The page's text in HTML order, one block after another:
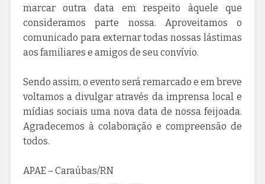
marcar outra data em respeito àquele que
consideramos parte nossa. Aproveitamos o
comunicado para externar todas nossas lástimas
aos familiares e amigos de seu convívio.
Sendo assim, o evento será remarcado e em breve
voltamos a divulgar através da imprensa local e
mídias sociais uma nova data de nossa feijoada.
Agradecemos à colaboração e compreensão de
todos.
APAE – Caraúbas/RN